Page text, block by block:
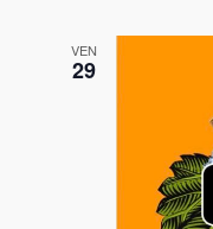
VEN
29